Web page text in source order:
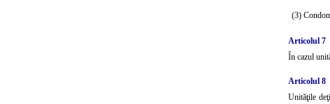
(3)
Articolul 7
În cazul
Articolul 8
Unităţile